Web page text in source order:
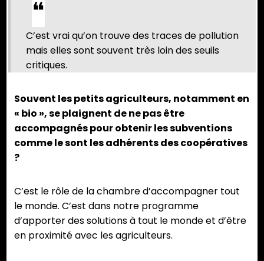
C’est vrai qu’on trouve des traces de pollution
mais elles sont souvent très loin des seuils
critiques.
Souvent les petits agriculteurs, notamment en
« bio », se plaignent de ne pas être
accompagnés pour obtenir les subventions
comme le sont les adhérents des coopératives
?
C’est le rôle de la chambre d’accompagner tout
le monde. C’est dans notre programme
d’apporter des solutions à tout le monde et d’être
en proximité avec les agriculteurs.